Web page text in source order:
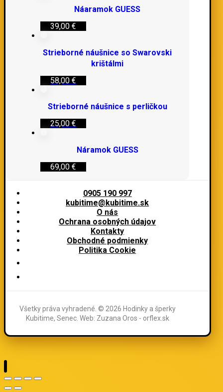
Náaramok GUESS
39,00 €
Strieborné náušnice so Swarovski
krištálmi
58,00 €
Strieborné náušnice s perličkou
25,00 €
Náramok GUESS
69,00 €
0905 190 997
kubitime@kubitime.sk
O nás
Ochrana osobných údajov
Kontakty
Obchodné podmienky
Politika Cookie
Všetky práva vyhradené. © 2026 Hodinky a šperky
Kubitime, Senec. Web: Zuzana Oros - orflex.sk